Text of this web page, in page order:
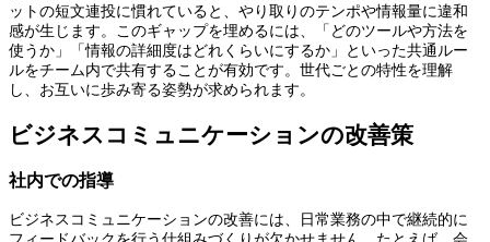
ットの短文連投に慣れていると、やり取りのテンポや情報量に違和
感が生じます。このギャップを埋めるには、「どのツールや方法を
使うか」「情報の詳細度はどれくらいにするか」といった共通ルー
ルをチーム内で共有することが有効です。世代ごとの特性を理解
し、お互いに歩み寄る姿勢が求められます。
ビジネスコミュニケーションの改善策
社内での指導
ビジネスコミュニケーションの改善には、日常業務の中で継続的に